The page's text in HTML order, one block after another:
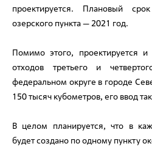
проектируется. Плановый
озерского пункта — 2021 год.
Помимо этого, проектируется
отходов третьего и
федеральном округе в городе
150 тысяч кубометров, его ввод
В целом планируется, что в
будет создано по одному пункту